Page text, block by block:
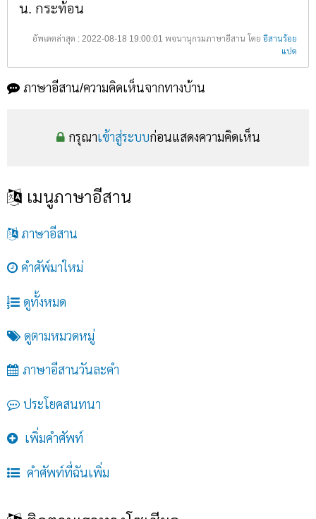
น. กระท้อน
อัพเดตล่าสุด : 2022-08-18 19:00:01 พจนานุกรมภาษาอีสาน โดย อีสานร้อย
แปด
ภาษาอีสาน/ความคิดเห็นจากทางบ้าน
กรุณาเข้าสู่ระบบก่อนแสดงความคิดเห็น
เมนูภาษาอีสาน
ภาษาอีสาน
คำศัพ์มาใหม่
ดูทั้งหมด
ดูตามหมวดหมู่
ภาษาอีสานวันละคำ
ประโยคสนทนา
เพิ่มคำศัพท์
คำศัพท์ที่ฉันเพิ่ม